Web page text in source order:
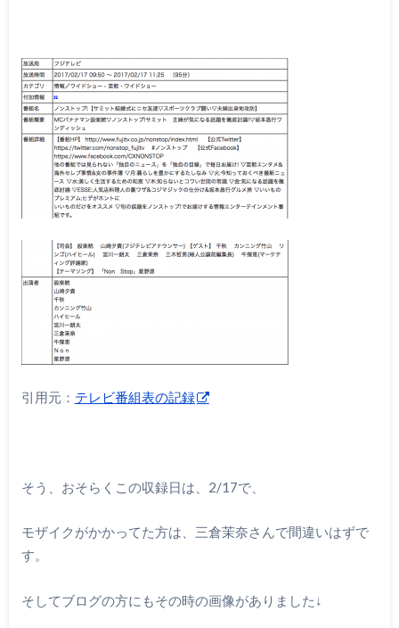
引用元： テレビ番組表の記録
そう、おそらくこの収録日は、2/17で、
モザイクがかかってた方は、三倉茉奈さんで間違いはずで
す。
そしてブログの方にもその時の画像がありました↓